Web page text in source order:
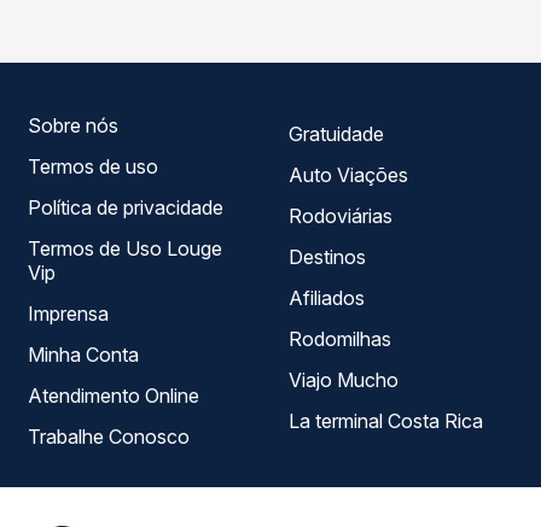
Sobre nós
Termos de uso
Política de privacidade
Termos de Uso Louge
Vip
Imprensa
Minha Conta
Atendimento Online
Trabalhe Conosco
Gratuidade
Auto Viações
Rodoviárias
Destinos
Afiliados
Rodomilhas
Viajo Mucho
La terminal Costa Rica